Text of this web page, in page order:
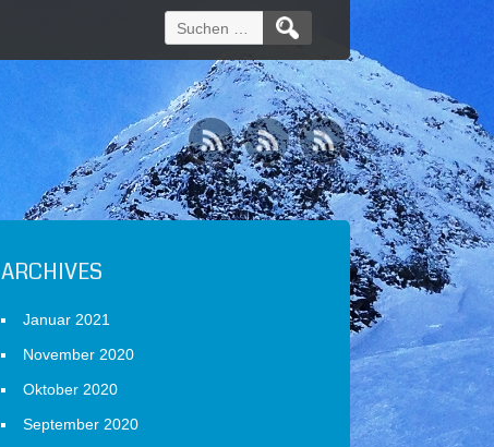
Suchen
nach:
ARCHIVES
Januar 2021
November 2020
Oktober 2020
September 2020